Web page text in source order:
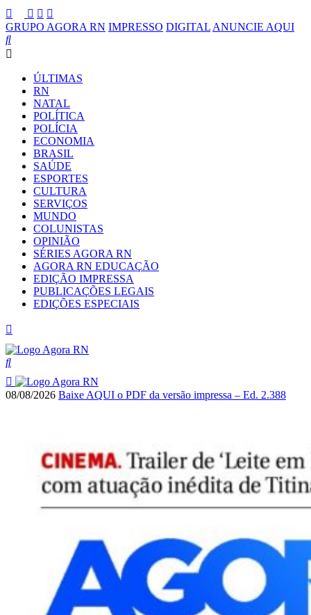
GRUPO AGORA RN IMPRESSO DIGITAL ANUNCIE AQUI
ÚLTIMAS
RN
NATAL
POLÍTICA
POLÍCIA
ECONOMIA
BRASIL
SAÚDE
ESPORTES
CULTURA
SERVIÇOS
MUNDO
COLUNISTAS
OPINIÃO
SÉRIES AGORA RN
AGORA RN EDUCAÇÃO
EDIÇÃO IMPRESSA
PUBLICAÇÕES LEGAIS
EDIÇÕES ESPECIAIS
08/08/2026 Baixe AQUI o PDF da versão impressa – Ed. 2.388